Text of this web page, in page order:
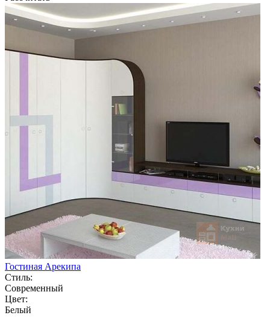
Гостиная Арекипа
Стиль:
Современный
Цвет:
Белый